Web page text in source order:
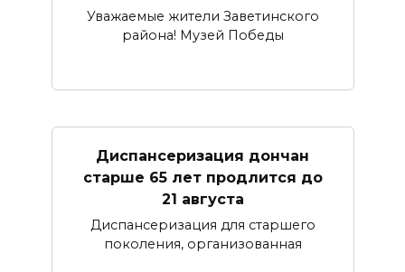
Уважаемые жители Заветинского
района! Музей Победы
Диспансеризация дончан
старше 65 лет продлится до
21 августа
Диспансеризация для старшего
поколения, организованная